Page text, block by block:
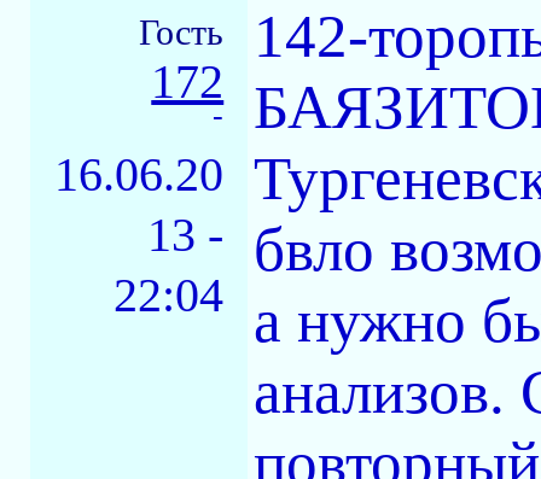
Гость
172
-
16.06.20
13 -
22:04
142-
бвло
а нужно
анализов.